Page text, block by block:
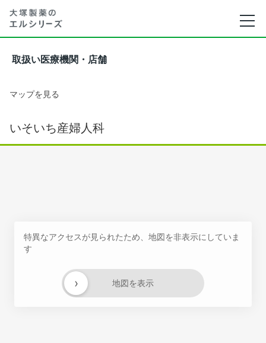
取扱い医療機関・店舗
マップを見る
いそいち産婦人科
特異なアクセスが見られたため、地図を非表示にしていま
す
地図を表示
›